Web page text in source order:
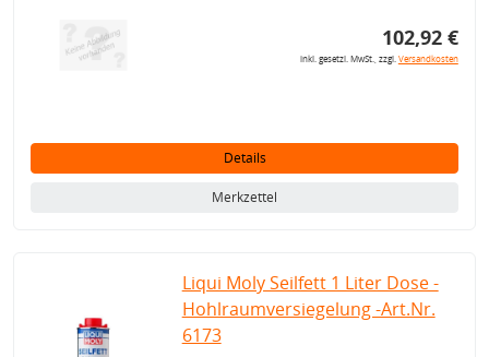
102,92 €
inkl. gesetzl. MwSt., zzgl.Versandkosten
Details
Merkzettel
Liqui Moly Seilfett 1 Liter Dose -
Hohlraumversiegelung -Art.Nr.
6173